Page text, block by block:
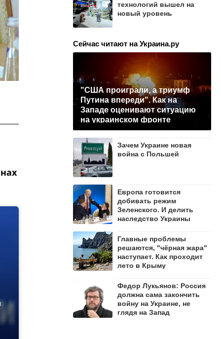
технологий вышел на
новый уровень
Сейчас читают на Украина.ру
"США проиграли, а триумф
Путина впереди". Как на
Западе оценивают ситуацию
на украинском фронте
Зачем Украине новая
война с Польшей
Европа готовится
добивать режим
Зеленского. И делить
наследство Украины
Главные проблемы
решаются, "чёрная жара"
наступает. Как проходит
лето в Крыму
Федор Лукьянов: Россия
должна сама закончить
войну на Украине, не
глядя на Запад